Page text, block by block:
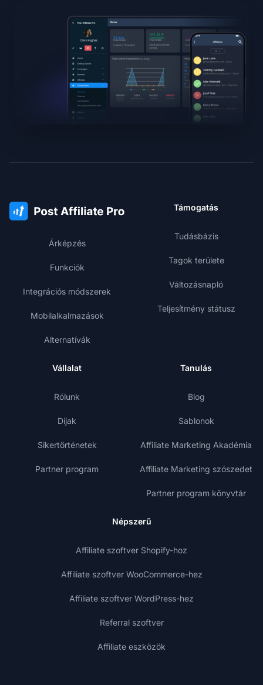
Árképzés
Funkciók
Integrációs módszerek
Mobilalkalmazások
Alternatívák
Támogatás
Tudásbázis
Tagok területe
Változásnapló
Teljesítmény státusz
Vállalat
Rólunk
Díjak
Sikertörténetek
Partner program
Tanulás
Blog
Sablonok
Affiliate Marketing Akadémia
Affiliate Marketing szószedet
Partner program könyvtár
Népszerű
Affiliate szoftver Shopify-hoz
Affiliate szoftver WooCommerce-hez
Affiliate szoftver WordPress-hez
Referral szoftver
Affiliate eszközök